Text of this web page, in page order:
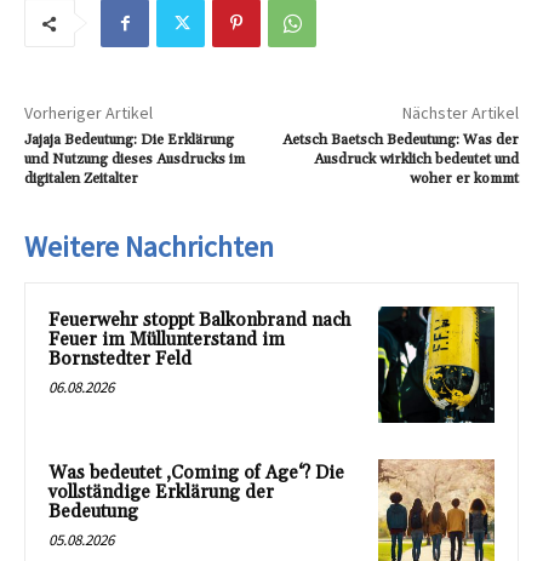
Vorheriger Artikel
Jajaja Bedeutung: Die Erklärung
und Nutzung dieses Ausdrucks im
digitalen Zeitalter
Nächster Artikel
Aetsch Baetsch Bedeutung: Was der
Ausdruck wirklich bedeutet und
woher er kommt
Weitere Nachrichten
Feuerwehr stoppt Balkonbrand nach
Feuer im Müllunterstand im
Bornstedter Feld
06.08.2026
Was bedeutet ‚Coming of Age‘? Die
vollständige Erklärung der
Bedeutung
05.08.2026